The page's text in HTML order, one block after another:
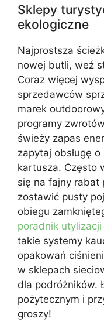
Sklepy
ekologiczne
Najprostsza
nowej butli, weź
Coraz więcej
sprzedawców
marek
programy
świeży zapas
zapytaj obsługę
kartusza. Często
się na fajny rabat
zostawić pusty
obiegu
poradnik
takie systemy
opakowań
w sklepach
dla podróżników.
pożytecznym i
groszy!